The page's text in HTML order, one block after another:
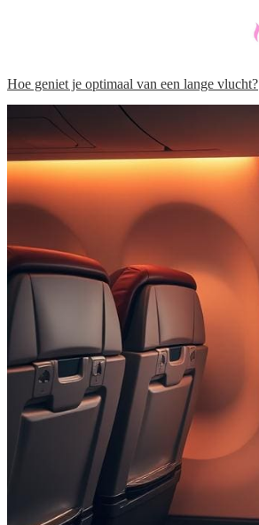
Hoe geniet je optimaal van een lange vlucht?